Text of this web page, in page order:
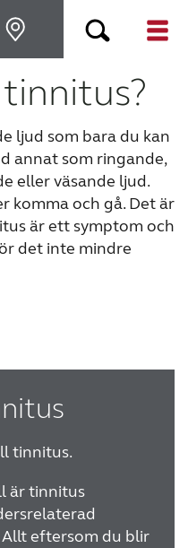
ljud som bara du kan
annat som ringande,
eller väsande ljud.
komma och gå. Det är
är ett symptom och
det inte mindre
tinnitus.
är tinnitus
eftersom du blir